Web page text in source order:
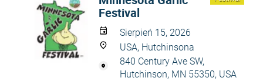
Festival
Sierpień 15, 2026
USA, Hutchinsona
840 Century Ave SW,
Hutchinson, MN 55350, USA